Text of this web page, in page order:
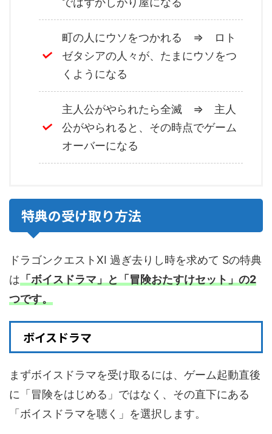
町の人にウソをつかれる ⇒ ロト
ゼタシアの人々が、たまにウソをつ
くようになる
主人公がやられたら全滅 ⇒ 主人
公がやられると、その時点でゲーム
オーバーになる
特典の受け取り方法
ドラゴンクエストXI 過ぎ去りし時を求めて Sの特典
は「ボイスドラマ」と「冒険おたすけセット」の2
つです。
ボイスドラマ
まずボイスドラマを受け取るには、ゲーム起動直後
に「冒険をはじめる」ではなく、その直下にある
「ボイスドラマを聴く」を選択します。